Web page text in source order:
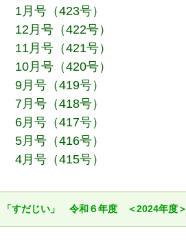
1月号（423号）
12月号（422号）
11月号（421号）
10月号（420号）
9月号（419号）
7月号（418号）
6月号（417号）
5月号（416号）
4月号（415号）
「すだじい」 令和６年度 ＜2024年度＞